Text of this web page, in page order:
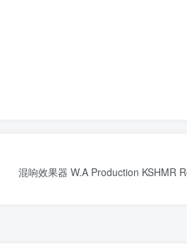
混响效果器 W.A Production KSHMR